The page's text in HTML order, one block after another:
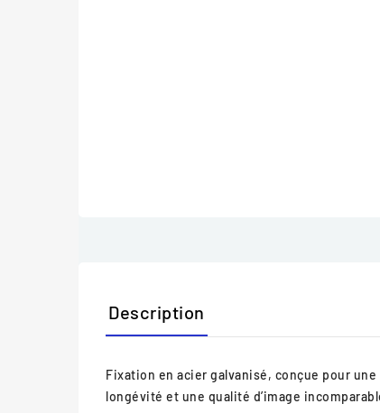
Description
Fixation en acier galvanisé, conçue pour
longévité et une qualité d’image